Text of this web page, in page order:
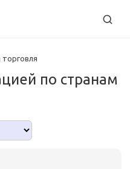
по странам